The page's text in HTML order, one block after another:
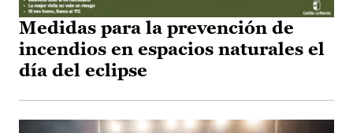
Medidas para la prevención de
incendios en espacios naturales el
día del eclipse